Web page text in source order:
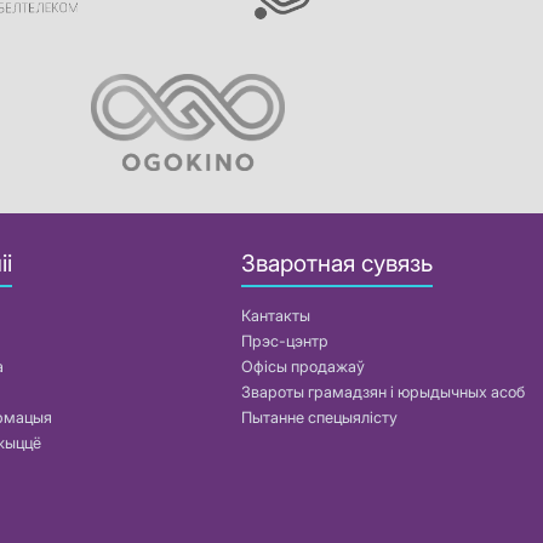
Зваротная сувязь
Кантакты
Прэс-цэнтр
Офісы продажаў
Звароты грамадзян і юрыдычных асоб
Пытанне спецыялісту